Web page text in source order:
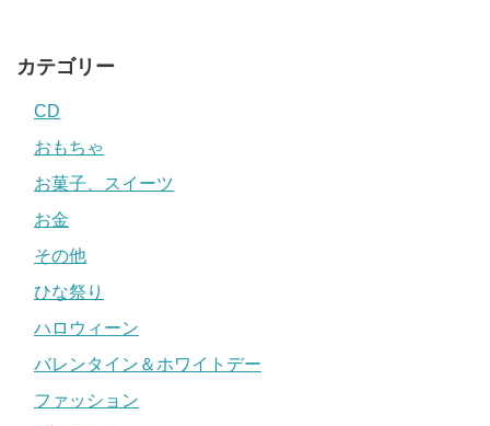
カテゴリー
CD
おもちゃ
お菓子、スイーツ
お金
その他
ひな祭り
ハロウィーン
バレンタイン＆ホワイトデー
ファッション